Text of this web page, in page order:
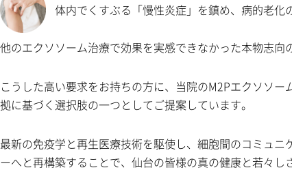
体内でくすぶる「慢性炎症」を鎮め、病的老化
他のエクソソーム治療で効果を実感できなかった本物志向
こうした高い要求をお持ちの方に、当院のM2Pエクソソ
拠に基づく選択肢の一つとしてご提案しています。
最新の免疫学と再生医療技術を駆使し、細胞間のコミュニ
ーへと再構築することで、仙台の皆様の真の健康と若々し